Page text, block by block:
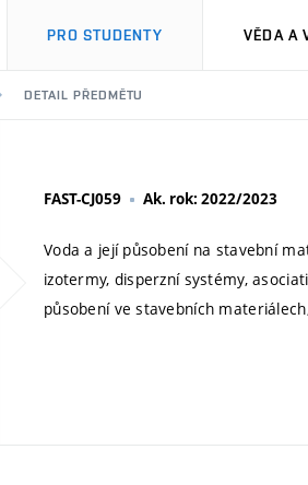
PRO STUDENTY VĚDA A
DETAIL PŘEDMĚTU
FAST-CJ059 Ak. rok: 2022/2023
Voda a její působení na stavební
izotermy, disperzní systémy,
působení ve stavebních